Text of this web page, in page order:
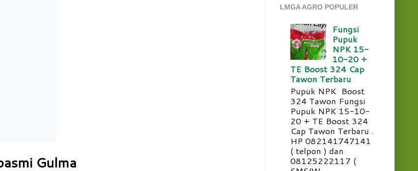
Gulma
LMGA AGRO POPULER
Fungsi
Pupuk
NPK 15-
10-20 +
TE Boost 324 Cap
Tawon Terbaru
Pupuk NPK Boost
324 Tawon Fungsi
Pupuk NPK 15-10-
20 + TE Boost 324
Cap Tawon Terbaru .
HP 082141747141
( telpon ) dan
08125222117 (